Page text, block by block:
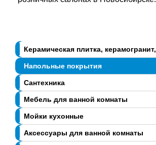
Керамическая плитка,
Напольные покрытия
Сантехника
Мебель для ванной комнаты
Мойки кухонные
Аксессуары для ванной комнаты